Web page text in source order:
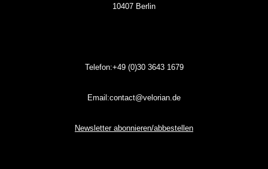
10407 Berlin
Telefon:+49 (0)3036431679
Email:contact@velorian.de
Newsletter abonnieren/abbestellen